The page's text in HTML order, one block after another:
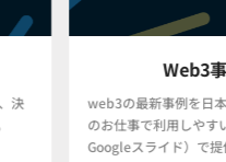
Web3
web3の最新事例を日本
のお仕事で利用しやす
Googleスライド）で提